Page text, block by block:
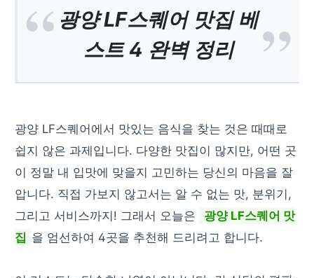
광양 LF스퀘어 맛집 베
스트 4 완벽 정리
광양 LF스퀘어에서 맛있는 음식을 찾는 것은 때때로
쉽지 않은 과제입니다. 다양한 맛집이 많지만, 어떤 곳
이 정말 내 입맛에 맞을지 고민하는 당신의 마음을 잘
압니다. 직접 가보지 않고서는 알 수 없는 맛, 분위기,
그리고 서비스까지! 그래서 오늘은
광양 LF스퀘어 맛
집 을 엄선하여 4곳을 추천해 드리려고 합니다.